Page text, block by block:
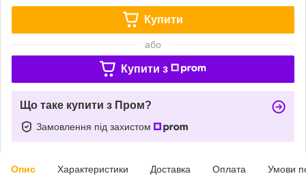
Купити
або
Купити з
Що таке купити з Пром?
Замовлення під захистом
Опис Характеристики Доставка Оплата Умови